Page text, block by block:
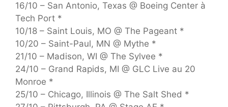
16/10 – San Antonio, Texas @ Boeing Center à
Tech Port *
10/18 – Saint Louis, MO @ The Pageant *
10/20 – Saint-Paul, MN @ Mythe *
21/10 – Madison, WI @ The Sylvee *
24/10 – Grand Rapids, MI @ GLC Live au 20
Monroe *
25/10 – Chicago, Illinois @ The Salt Shed *